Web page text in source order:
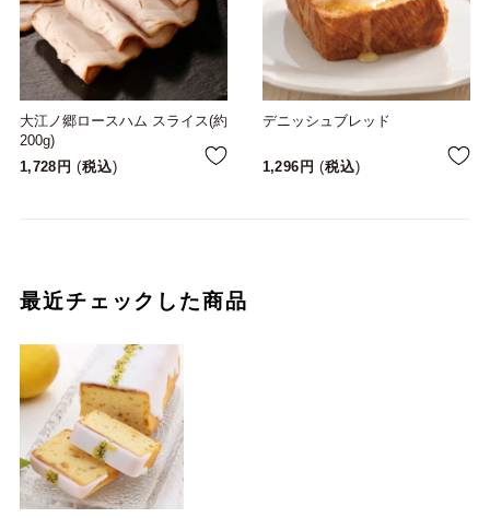
大江ノ郷ロースハム スライス(約
200g)
1,728
税込
デニッシュブレッド
1,296 税込
最近チェックした商品